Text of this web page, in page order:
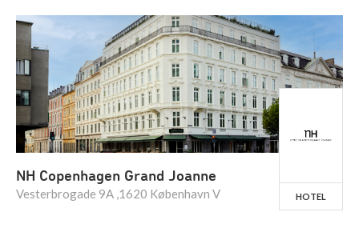
NH Copenhagen Grand Joanne
Vesterbrogade 9A ,1620 København V HOTEL